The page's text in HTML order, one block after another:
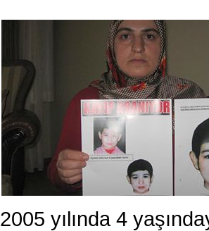
2005 yılında 4